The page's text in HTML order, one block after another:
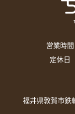
営業時間
定休日
福井県敦賀市鉄